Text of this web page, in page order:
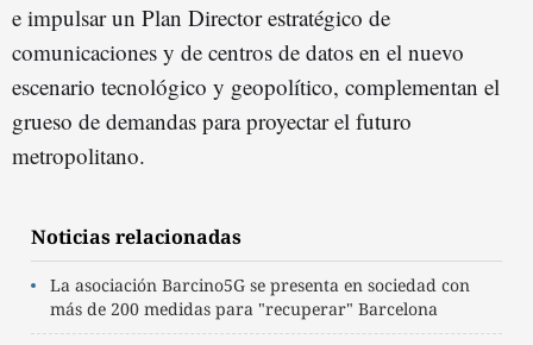
e impulsar un Plan Director estratégico de
comunicaciones y de centros de datos en el nuevo
escenario tecnológico y geopolítico, complementan el
grueso de demandas para proyectar el futuro
metropolitano.
Noticias relacionadas
La asociación Barcino5G se presenta en sociedad con
más de 200 medidas para "recuperar" Barcelona